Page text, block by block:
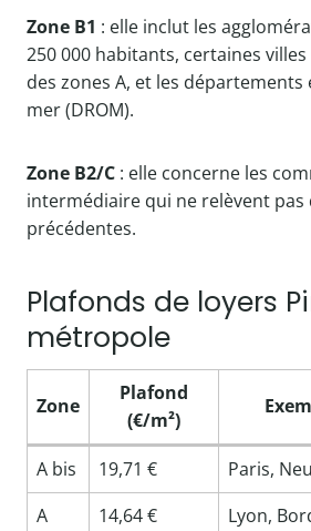
Zone B1 : elle inclut les
250 000 habitants, certaines
des zones A, et les départements
mer (DROM).
Zone B2/C : elle concerne les
intermédiaire qui ne relèvent pas
précédentes.
Plafonds de loyers
métropole
Zone
Plafond
(€/m²)
A bis 19,71 €
Paris,
A
14,64 € Lyon,